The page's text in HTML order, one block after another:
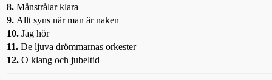
8. Månstrålar klara
9. Allt syns när man är naken
10. Jag hör
11. De ljuva drömmarnas orkester
12. O klang och jubeltid